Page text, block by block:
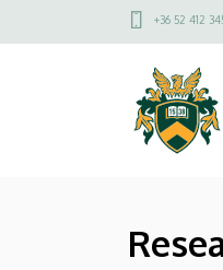
Research
Vegytani
a
Felső
menü
+36 52 412